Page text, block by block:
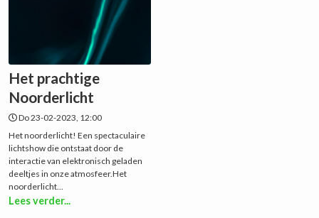
Het prachtige
Noorderlicht
Do 23-02-2023, 12:00
Het noorderlicht! Een spectaculaire
lichtshow die ontstaat door de
interactie van elektronisch geladen
deeltjes in onze atmosfeer.Het
noorderlicht...
Lees verder...